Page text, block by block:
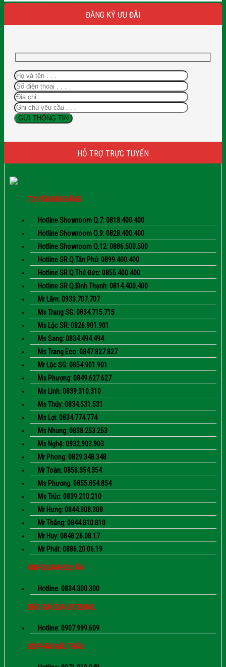
ĐĂNG KÝ ƯU ĐÃI
HỖ TRỢ TRỰC TUYẾN
TƯ VẤN BÁN HÀNG
Hotline Showroom Q.7: 0818.400.400
Hotline Showroom Q.9: 0828.400.400
Hotline Showroom Q.12: 0886.500.500
Hotline SR Q.Tân Phú: 0899.400.400
Hotline SR Q.Thủ Đức: 0855.400.400
Hotline SR Q.Bình Thạnh: 0814.400.400
Mr Lãm: 0933.707.707
Ms Trang SG: 0834.715.715
Ms Lộc SR: 0826.901.901
Ms Sang: 0834.494.494
Ms Trang Eco: 0847.827.827
Mr Lộc SG: 0854.901.901
Ms Phượng: 0849.627.627
Ms Linh: 0839.310.310
Ms Thúy: 0834.531.531
Ms Lợi: 0834.774.774
Ms Nhung: 0838.253.253
Ms Nghệ: 0932.903.903
Mr Phong: 0829.348.348
Mr Toàn: 0858.354.354
Ms Phương: 0855.854.854
Ms Trúc: 0839.210.210
Mr Hưng: 0844.308.308
Mr Thắng: 0844.810.810
Mr Huy: 0848.26.08.17
Mr Phát: 0886.20.06.19
KINH DOANH DỰ ÁN
Hotline: 0834.300.300
BÁO GIÁ QUA ĐT/EMAIL
Hotline: 0907.999.609
BỘ PHẬN ĐẤU THẦU